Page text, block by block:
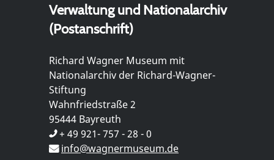
Verwaltung und Nationalarchiv
(Postanschrift)
Richard Wagner Museum mit
Nationalarchiv der Richard-Wagner-
Stiftung
Wahnfriedstraße 2
95444 Bayreuth
+ 49 921- 757 - 28 - 0
info@wagnermuseum.de